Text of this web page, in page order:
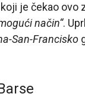
je čekao ovo
način“.
San-Francisko